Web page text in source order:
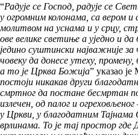
“Радује се Господ, радује се
у огромним колонама, са вером
молитвом на уснама и у срцу,
ове велике светиње а уједно и да
једино суштински најважније за
човеку да донесе утеху,
а то је Црква Божија” указао
постоји никакав други
смртног да постане бесмртан
излечен, од палог и
у Цркви, у благодатним
врлинама. То је тај простор где